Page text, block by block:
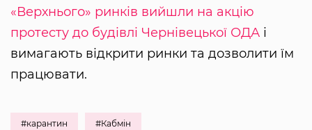
«Верхнього» ринків вийшли на акцію
протесту до будівлі Чернівецької ОДА і
вимагають відкрити ринки та дозволити їм
працювати.
#карантин #Кабмін